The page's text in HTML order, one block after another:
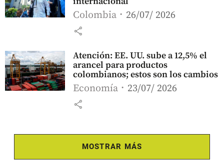
Colombia 26/07/ 2026
share
Atención: EE. UU. sube a 12,5% el
arancel para productos
colombianos; estos son los cambios
Economía 23/07/ 2026
share
MOSTRAR MÁS